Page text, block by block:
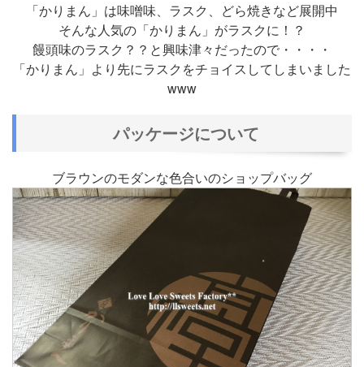
「かりまん」は味噌味、ラスク、どら焼きなど展開中
そんな人気の「かりまん」がラスクに！？
饅頭味のラスク？？と興味津々だったので・・・・
「かりまん」より先にラスクをチョイスしてしまいました
www
パッケージについて
ブラウンのモダンな色合いのショップバッグ